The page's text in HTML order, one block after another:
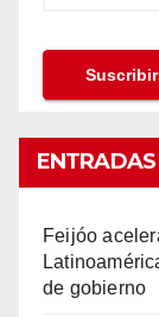
ENTRADAS
Feijóo
de gobierno